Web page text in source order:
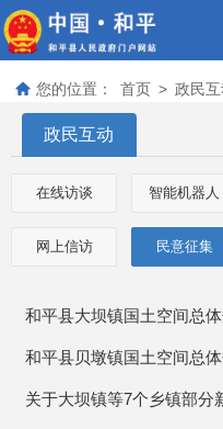
您的位置： 首页 > 政民互
政民互动
在线访谈 智能机器人
网上信访 民意征集
和平县大坝镇国土空间总体规划
和平县贝墩镇国土空间总体规划
关于大坝镇等7个乡镇部分新